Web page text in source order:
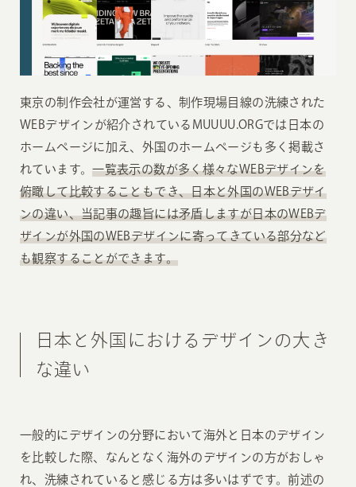
東京の制作会社が運営する、制作現場目線の洗練された
WEBデザインが紹介されているMUUUU.ORGでは日本の
ホームページに加え、外国のホームページも多く掲載さ
れています。一覧表示の数が多く様々なWEBデザインを
俯瞰して比較することもでき、日本と外国のWEBデザイ
ンの違い、当記事の趣旨には矛盾しますが日本のWEBデ
ザインが外国のWEBデザインに寄ってきている部分など
も観察することができます。
日本と外国におけるデザインの大き
な違い
一般的にデザインの分野において海外と日本のデザイン
を比較した際、なんとなく海外のデザインの方がおしゃ
れ、洗練されていると感じる方は多いはずです。前述の